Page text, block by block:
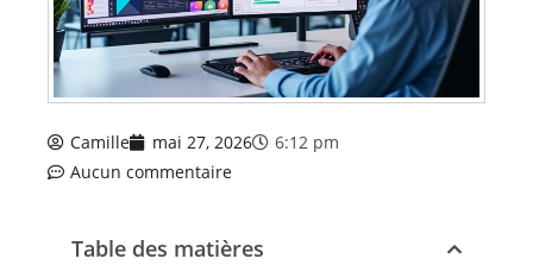
Camille mai 27, 2026
6:12 pm
Aucun commentaire
Table des matières